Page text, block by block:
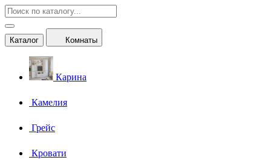
Каталог Комнаты
Карина
Камелия
Грейс
Кровати